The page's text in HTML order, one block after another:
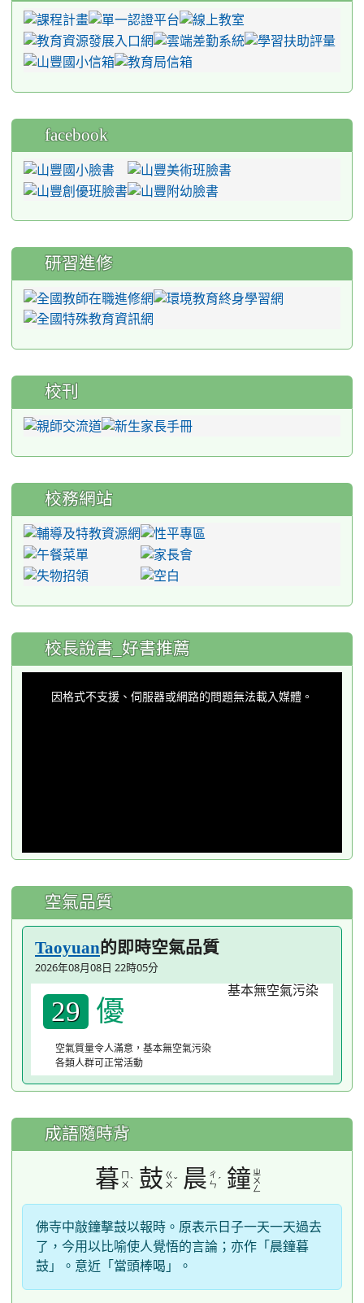
facebook
研習進修
校刊
校務網站
:::
校長說書_好書推薦
因格式不支援、伺服器或網路的問題無法載入媒體。
空氣品質
Taoyuan的即時空氣品質
2026年08月08日 22時05分
29 優
空氣質量令人滿意，基本無空氣污染
各類人群可正常活動
成語隨時背
暮 ㄇ
ㄨ ˋ 鼓 ㄍ
ㄨˇ 晨 ㄔ
ㄣ ˊ 鐘 ㄓ
ㄨ
ㄥ
佛寺中敲鐘擊鼓以報時。原表示日子一天一天過去
了，今用以比喻使人覺悟的言論；亦作「晨鐘暮
鼓」。意近「當頭棒喝」。